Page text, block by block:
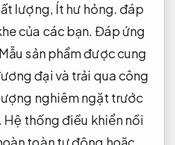
lượng, Ít hư hỏng. đáp
của các bạn. Đáp ứng
Mẫu sản phẩm được cung
đại và trải qua công
nghiêm ngặt trước
Hệ thống điều khiển nồi